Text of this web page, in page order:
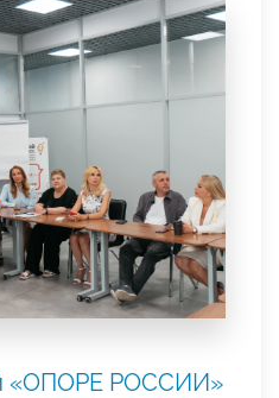
«ОПОРЕ РОССИИ»